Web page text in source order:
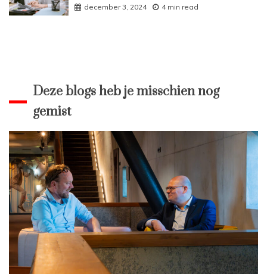
december 3, 2024 4 min read
Deze blogs heb je misschien nog
gemist